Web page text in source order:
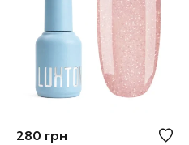
280 грн